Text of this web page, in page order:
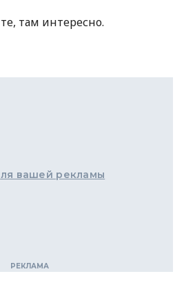
там интересно.
вашей рекламы